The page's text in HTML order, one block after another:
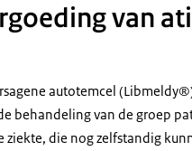
klinische manifestaties
manifestaties van de
achteruitgang.
van
autotemcel
behandeling van de groep
die nog zelfstandig